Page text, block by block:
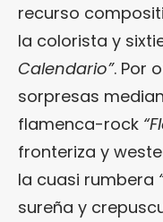
recurso
la colorista y
Calendario”. Por
sorpresas
flamenca-rock
fronteriza y
la cuasi rumbera
sureña y